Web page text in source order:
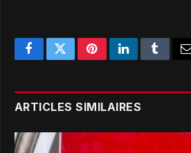
FacebookTwitterPinterestLinkedInTumblr
ARTICLES SIMILAIRES